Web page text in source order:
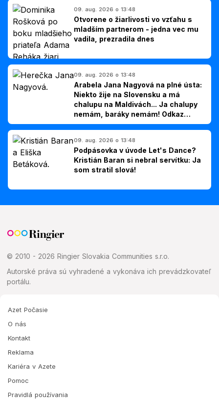
09. aug. 2026 o 13:48
Otvorene o žiarlivosti vo vzťahu s
mladším partnerom - jedna vec mu
vadila, prezradila dnes
09. aug. 2026 o 13:48
Arabela Jana Nagyová na plné ústa:
Niekto žije na Slovensku a má
chalupu na Maldivách... Ja chalupy
nemám, baráky nemám! Odkaz
Slovákom
09. aug. 2026 o 13:48
Podpásovka v úvode Let's Dance?
Kristián Baran si nebral servítku: Ja
som stratil slová!
© 2010 - 2026 Ringier Slovakia Communities s.r.o.
Autorské práva sú vyhradené a vykonáva ich prevádzkovateľ
portálu.
Azet Počasie
O nás
Kontakt
Reklama
Kariéra v Azete
Pomoc
Pravidlá používania